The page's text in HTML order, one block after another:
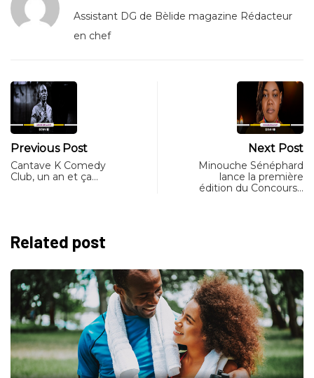
Assistant DG de Bèlide magazine Rédacteur
en chef
Previous Post
Cantave K Comedy
Club, un an et ça…
Next Post
Minouche Sénéphard
lance la première
édition du Concours…
Related post